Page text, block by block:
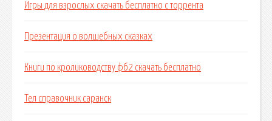
Игры для взрослых скачать бесплатно с торрента
Презентация о волшебных сказках
Книги по кролиководству фб2 скачать бесплатно
Тел справочник саранск